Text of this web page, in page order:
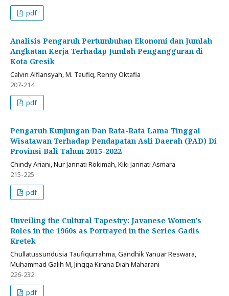
pdf
Analisis Pengaruh Pertumbuhan Ekonomi dan Jumlah
Angkatan Kerja Terhadap Jumlah Pengangguran di
Kota Gresik
Calvin Alfiansyah, M. Taufiq, Renny Oktafia
207-214
pdf
Pengaruh Kunjungan Dan Rata-Rata Lama Tinggal
Wisatawan Terhadap Pendapatan Asli Daerah (PAD) Di
Provinsi Bali Tahun 2015-2022
Chindy Ariani, Nur Jannati Rokimah, Kiki Jannati Asmara
215-225
pdf
Unveiling the Cultural Tapestry: Javanese Women's
Roles in the 1960s as Portrayed in the Series Gadis
Kretek
Chullatussundusia Taufiqurrahma, Gandhik Yanuar Reswara,
Muhammad Galih M, Jingga Kirana Diah Maharani
226-232
pdf